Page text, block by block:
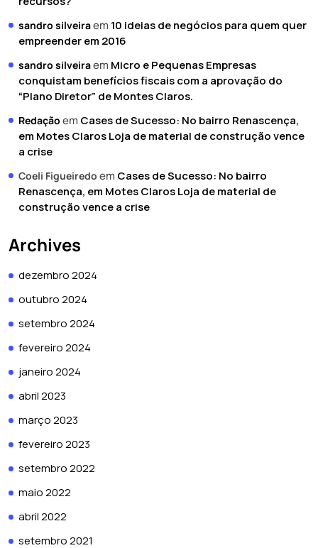
sandro silveiraem 10 ideias de negócios para quem quer
empreender em 2016
sandro silveiraem Micro e Pequenas Empresas
conquistam benefícios fiscais com a aprovação do
“Plano Diretor” de Montes Claros.
Redação em Cases de Sucesso: No bairro Renascença,
em Motes Claros Loja de material de construção vence
a crise
Coeli Figueiredo em Cases de Sucesso: No bairro
Renascença, em Motes Claros Loja de material de
construção vence a crise
Archives
dezembro 2024
outubro 2024
setembro 2024
fevereiro 2024
janeiro 2024
abril 2023
março 2023
fevereiro 2023
setembro 2022
maio 2022
abril 2022
setembro 2021